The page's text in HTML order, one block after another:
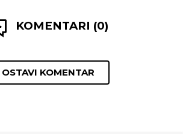
KOMENTARI (0)
OSTAVI KOMENTAR